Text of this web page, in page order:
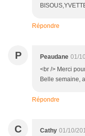
Répondre
P Peaudane 01/
<br /> Merci
Belle semaine,
Répondre
C Cathy 01/10/